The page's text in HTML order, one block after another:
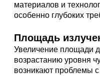
материалов и
особенно глубоких
Площадь
Увеличение площади
возрастанию уровня
возникают проблемы